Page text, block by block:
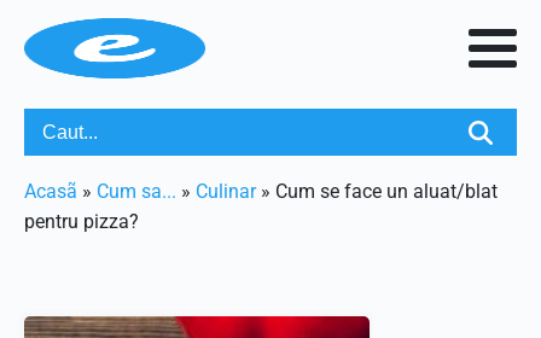
Acasã » Cum sa... » Culinar» Cum se face un aluat/blat
pentru pizza?